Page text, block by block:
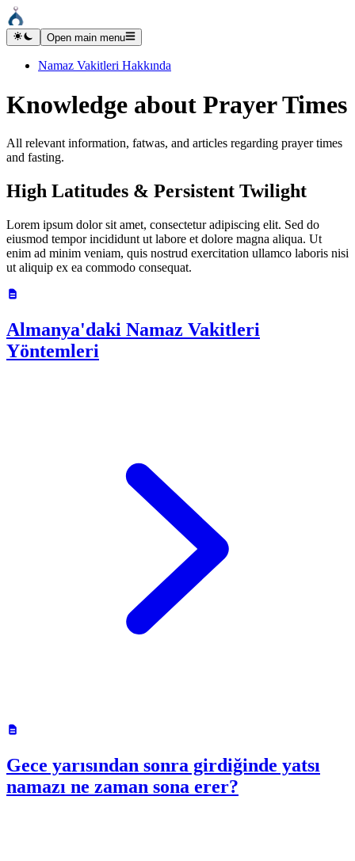
Open main menu
Namaz Vakitleri Hakkında
Knowledge about Prayer Times
All relevant information, fatwas, and articles regarding prayer times
and fasting.
High Latitudes & Persistent Twilight
Lorem ipsum dolor sit amet, consectetur adipiscing elit. Sed do
eiusmod tempor incididunt ut labore et dolore magna aliqua. Ut
enim ad minim veniam, quis nostrud exercitation ullamco laboris nisi
ut aliquip ex ea commodo consequat.
Almanya'daki Namaz Vakitleri
Yöntemleri
Gece yarısından sonra girdiğinde yatsı
namazı ne zaman sona erer?